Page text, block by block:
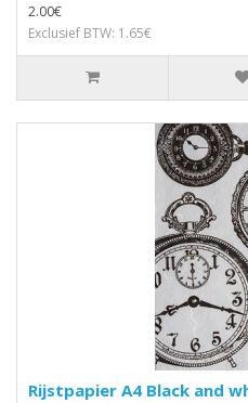
2.00€
Exclusief BTW: 1.65€
Rijstpapier A4 Black and